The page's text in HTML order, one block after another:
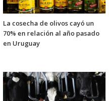
La cosecha de olivos cayó un
70% en relación al año pasado
en Uruguay